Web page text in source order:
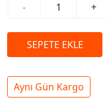
-
+
Aynı Gün Kargo